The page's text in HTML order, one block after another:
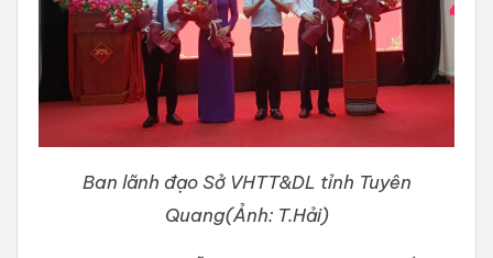
Ban lãnh đạo Sở VHTT&DL tỉnh Tuyên
Quang(Ảnh: T.Hải)